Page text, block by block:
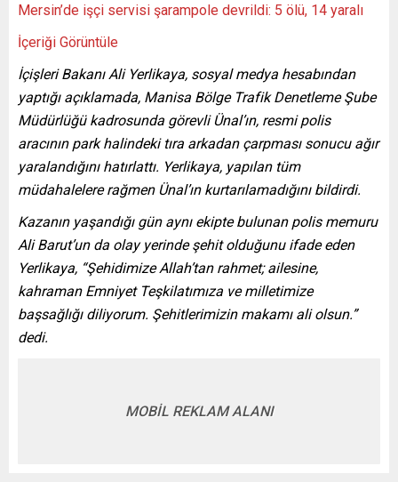
Mersin’de işçi servisi şarampole devrildi: 5 ölü, 14 yaralı
İçeriği Görüntüle
İçişleri Bakanı Ali Yerlikaya, sosyal medya hesabından
yaptığı açıklamada, Manisa Bölge Trafik Denetleme Şube
Müdürlüğü kadrosunda görevli Ünal’ın, resmi polis
aracının park halindeki tıra arkadan çarpması sonucu ağır
yaralandığını hatırlattı. Yerlikaya, yapılan tüm
müdahalelere rağmen Ünal’ın kurtarılamadığını bildirdi.
Kazanın yaşandığı gün aynı ekipte bulunan polis memuru
Ali Barut’un da olay yerinde şehit olduğunu ifade eden
Yerlikaya, “Şehidimize Allah’tan rahmet; ailesine,
kahraman Emniyet Teşkilatımıza ve milletimize
başsağlığı diliyorum. Şehitlerimizin makamı ali olsun.”
dedi.
MOBİL REKLAM ALANI